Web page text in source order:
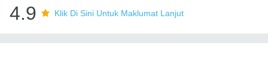
4.9 Klik Di Sini Untuk Maklumat Lanjut